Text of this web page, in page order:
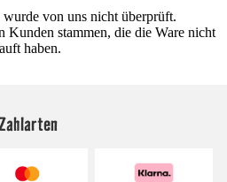
von uns nicht überprüft.
Kunden stammen, die die Ware nicht
haben.